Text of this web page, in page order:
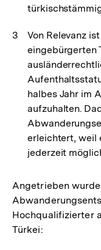
Von Relevanz
eingebürgerten
halbes Jahr im
aufzuhalten.
erleichtert, weil
jederzeit
Angetrieben
Hochqualifizierter
Türkei: